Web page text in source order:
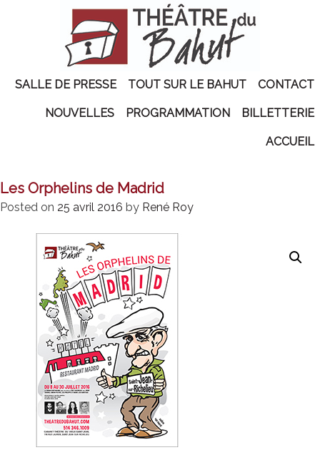
CONTACT
TOUT SUR LE BAHUT
SALLE DE PRESSE
BILLETTERIE
PROGRAMMATION
NOUVELLES
ACCUEIL
Les Orphelins de Madrid
Posted on 25 avril 2016 by René Roy